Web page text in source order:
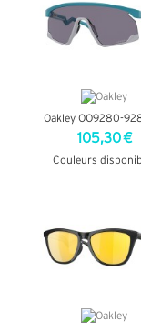
Oakley OO9280-
105,30 €
Couleurs